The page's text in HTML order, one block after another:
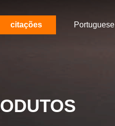
citações Portuguese